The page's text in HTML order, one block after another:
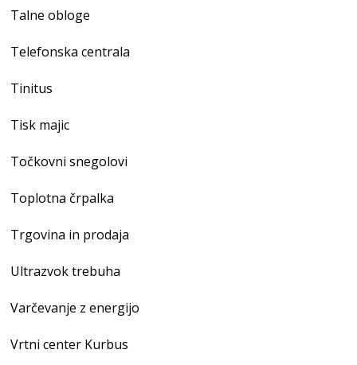
Talne obloge
Telefonska centrala
Tinitus
Tisk majic
Točkovni snegolovi
Toplotna črpalka
Trgovina in prodaja
Ultrazvok trebuha
Varčevanje z energijo
Vrtni center Kurbus